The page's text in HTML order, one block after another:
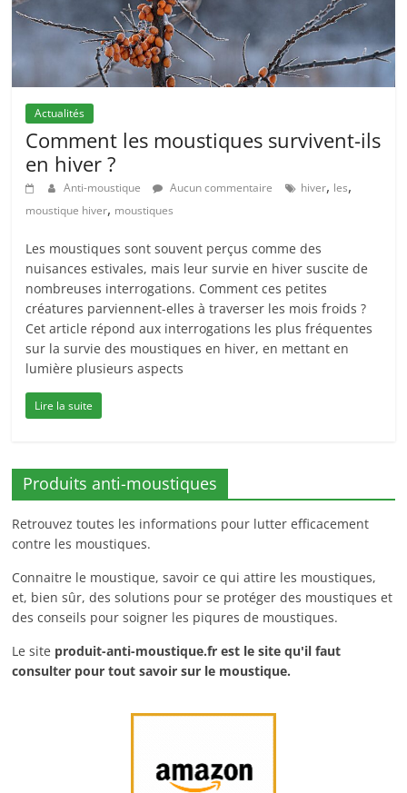
Actualités
Comment les moustiques survivent-ils
en hiver ?
Anti-moustique Aucun commentaire hiver, les,
moustique hiver, moustiques
Les moustiques sont souvent perçus comme des
nuisances estivales, mais leur survie en hiver suscite de
nombreuses interrogations. Comment ces petites
créatures parviennent-elles à traverser les mois froids ?
Cet article répond aux interrogations les plus fréquentes
sur la survie des moustiques en hiver, en mettant en
lumière plusieurs aspects
Lire la suite
Produits anti-moustiques
Retrouvez toutes les informations pour lutter efficacement
contre les moustiques.
Connaitre le moustique, savoir ce qui attire les moustiques,
et, bien sûr, des solutions pour se protéger des moustiques et
des conseils pour soigner les piqures de moustiques.
Le site produit-anti-moustique.fr est le site qu'il faut
consulter pour tout savoir sur le moustique.